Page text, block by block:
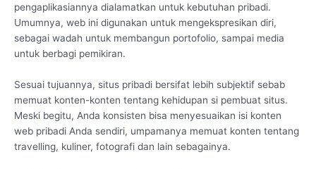
pengaplikasiannya dialamatkan untuk kebutuhan pribadi.
Umumnya, web ini digunakan untuk mengekspresikan diri,
sebagai wadah untuk membangun portofolio, sampai media
untuk berbagi pemikiran.
Sesuai tujuannya, situs pribadi bersifat lebih subjektif sebab
memuat konten-konten tentang kehidupan si pembuat situs.
Meski begitu, Anda konsisten bisa menyesuaikan isi konten
web pribadi Anda sendiri, umpamanya memuat konten tentang
travelling, kuliner, fotografi dan lain sebagainya.